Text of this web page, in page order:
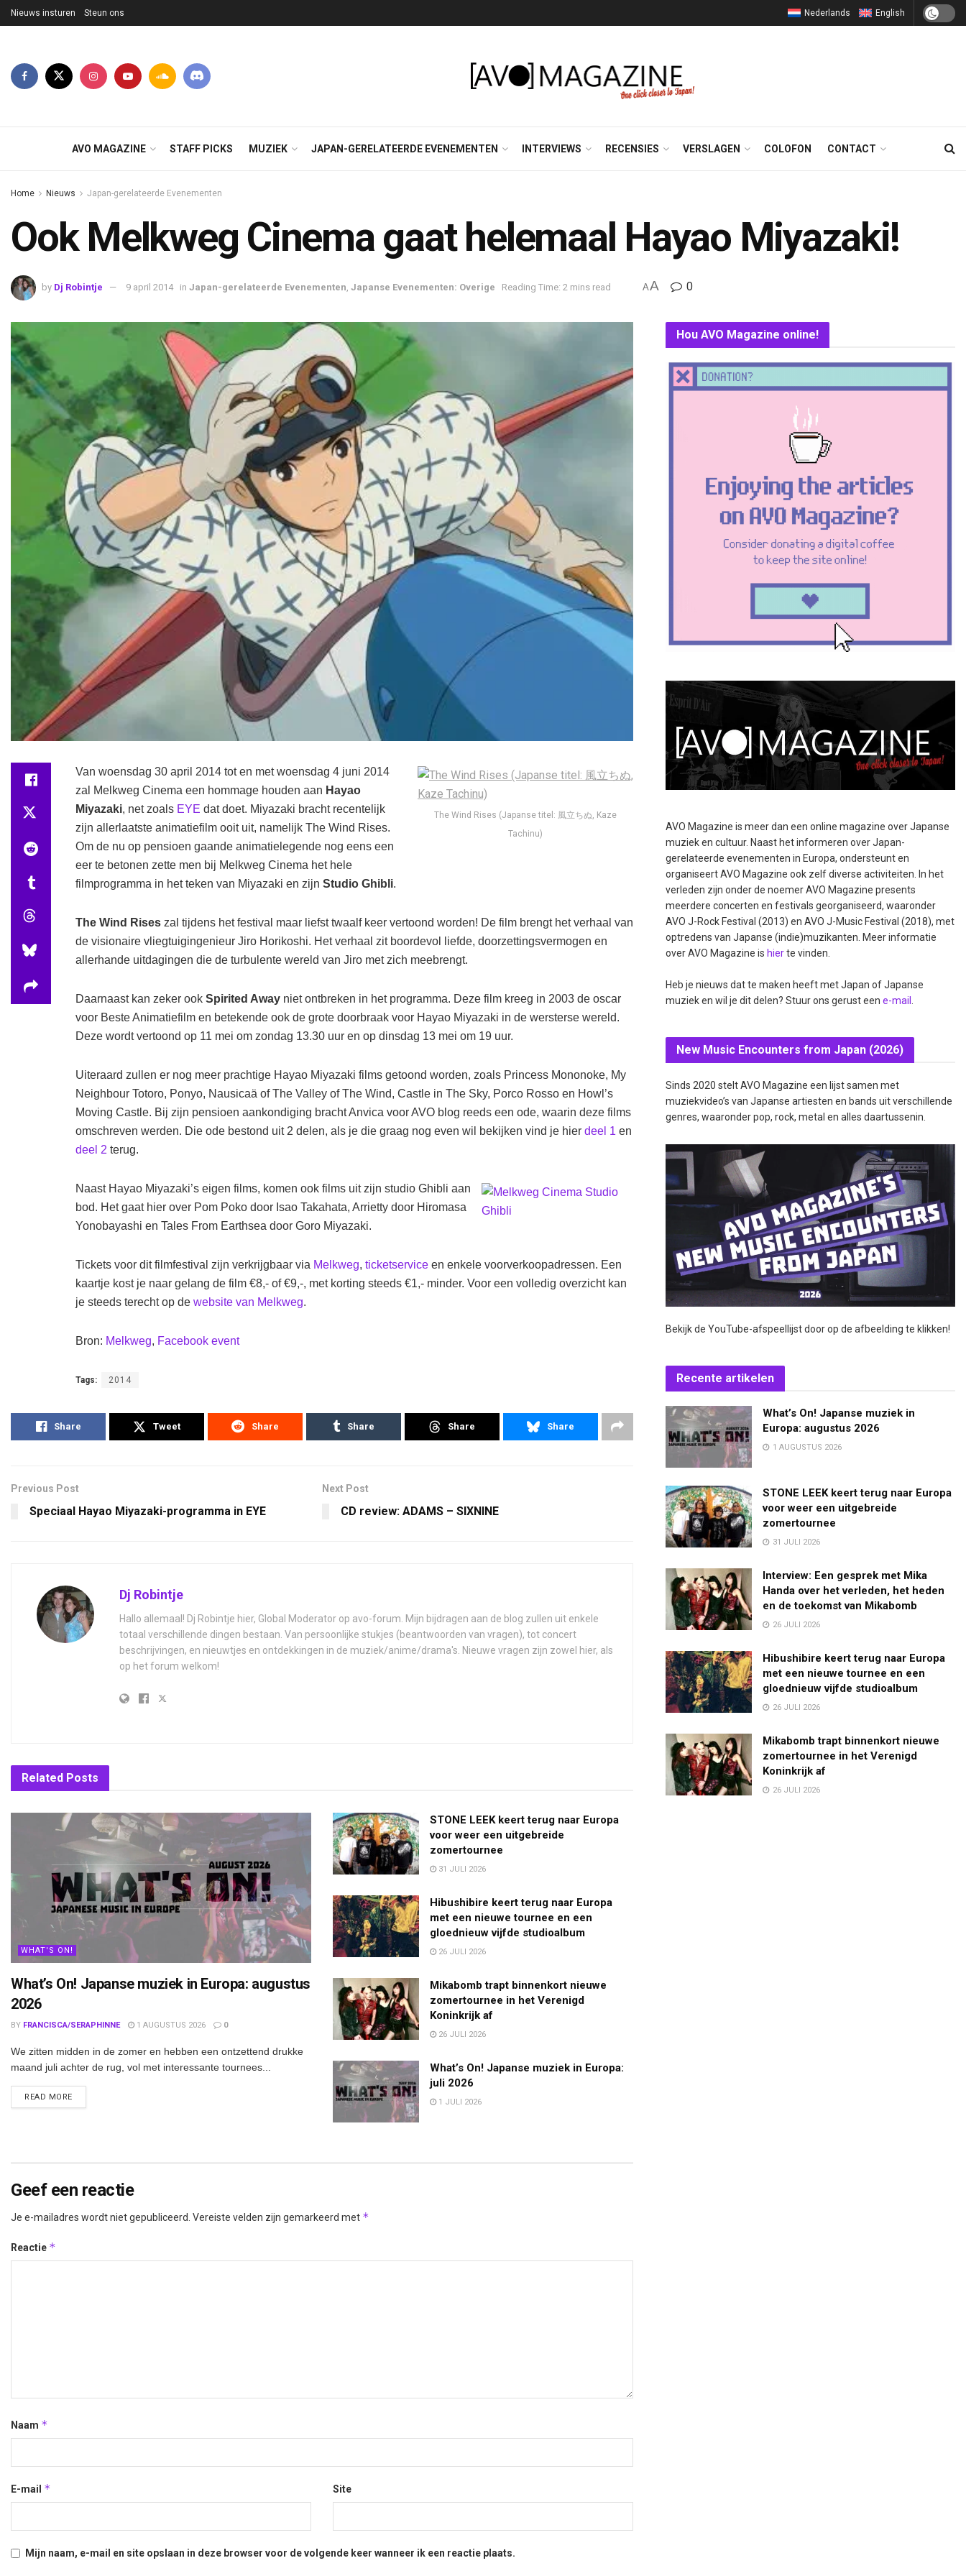
Nieuws insturen Steun ons Nederlands English
AVO MAGAZINE STAFF PICKS MUZIEK JAPAN-GERELATEERDE EVENEMENTEN INTERVIEWS RECENSIES VERSLAGEN COLOFON CONTACT
Home Nieuws Japan-gerelateerde Evenementen
Ook Melkweg Cinema gaat helemaal Hayao Miyazaki!
by Dj Robintje 9 april 2014 in Japan-gerelateerde Evenementen, Japanse Evenementen: Overige Reading Time: 2 mins read AA 0
The Wind Rises (Japanse titel: 風立ちぬ, Kaze
Tachinu)
Van woensdag 30 april 2014 tot en met woensdag 4 juni 2014
zal Melkweg Cinema een hommage houden aan Hayao
Miyazaki, net zoals EYE dat doet. Miyazaki bracht recentelijk
zijn allerlaatste animatiefilm ooit uit, namelijk The Wind Rises.
Om de nu op pensioen gaande animatielegende nog eens een
eer te betonen zette men bij Melkweg Cinema het hele
filmprogramma in het teken van Miyazaki en zijn Studio Ghibli.
The Wind Rises zal tijdens het festival maar liefst twaalf keer vertoond worden! De film brengt het verhaal van
de visionaire vliegtuigingenieur Jiro Horikoshi. Het verhaal zit boordevol liefde, doorzettingsvermogen en
allerhande uitdagingen die de turbulente wereld van Jiro met zich meebrengt.
Daarnaast kan zeker ook Spirited Away niet ontbreken in het programma. Deze film kreeg in 2003 de oscar
voor Beste Animatiefilm en betekende ook de grote doorbraak voor Hayao Miyazaki in de wersterse wereld.
Deze wordt vertoond op 11 mei om zondag 13.30 uur en op dinsdag 13 mei om 19 uur.
Uiteraard zullen er nog meer prachtige Hayao Miyazaki films getoond worden, zoals Princess Mononoke, My
Neighbour Totoro, Ponyo, Nausicaä of The Valley of The Wind, Castle in The Sky, Porco Rosso en Howl’s
Moving Castle. Bij zijn pensioen aankondiging bracht Anvica voor AVO blog reeds een ode, waarin deze films
omschreven werden. Die ode bestond uit 2 delen, als je die graag nog even wil bekijken vind je hier deel 1 en
deel 2 terug.
Naast Hayao Miyazaki’s eigen films, komen ook films uit zijn studio Ghibli aan
bod. Het gaat hier over Pom Poko door Isao Takahata, Arrietty door Hiromasa
Yonobayashi en Tales From Earthsea door Goro Miyazaki.
Tickets voor dit filmfestival zijn verkrijgbaar via Melkweg, ticketservice en enkele voorverkoopadressen. Een
kaartje kost je naar gelang de film €8,- of €9,-, met korting steeds €1,- minder. Voor een volledig overzicht kan
je steeds terecht op de website van Melkweg.
Bron: Melkweg, Facebook event
Tags: 2014
Share Tweet Share Share Share Share
Previous Post
Speciaal Hayao Miyazaki-programma in EYE
Next Post
CD review: ADAMS – SIXNINE
Dj Robintje
Hallo allemaal! Dj Robintje hier, Global Moderator op avo-forum. Mijn bijdragen aan de blog zullen uit enkele
totaal verschillende dingen bestaan. Van persoonlijke stukjes (beantwoorden van vragen), tot concert
beschrijvingen, en nieuwtjes en ontdekkingen in de muziek/anime/drama's. Nieuwe vragen zijn zowel hier, als
op het forum welkom!
Related Posts
WHAT'S ON!
What’s On! Japanse muziek in Europa: augustus
2026
BY FRANCISCA/SERAPHINNE 1 AUGUSTUS 2026 0
We zitten midden in de zomer en hebben een ontzettend drukke
maand juli achter de rug, vol met interessante tournees...
READ MOREDETAILS
STONE LEEK keert terug naar Europa
voor weer een uitgebreide
zomertournee
31 JULI 2026
Hibushibire keert terug naar Europa
met een nieuwe tournee en een
gloednieuw vijfde studioalbum
26 JULI 2026
Mikabomb trapt binnenkort nieuwe
zomertournee in het Verenigd
Koninkrijk af
26 JULI 2026
What’s On! Japanse muziek in Europa:
juli 2026
1 JULI 2026
Geef een reactie
Je e-mailadres wordt niet gepubliceerd. Vereiste velden zijn gemarkeerd met *
Reactie *
Naam *
E-mail * Site
Mijn naam, e-mail en site opslaan in deze browser voor de volgende keer wanneer ik een reactie plaats.
Hou AVO Magazine online!
AVO Magazine is meer dan een online magazine over Japanse
muziek en cultuur. Naast het informeren over Japan-
gerelateerde evenementen in Europa, ondersteunt en
organiseert AVO Magazine ook zelf diverse activiteiten. In het
verleden zijn onder de noemer AVO Magazine presents
meerdere concerten en festivals georganiseerd, waaronder
AVO J-Rock Festival (2013) en AVO J-Music Festival (2018), met
optredens van Japanse (indie)muzikanten. Meer informatie
over AVO Magazine is hierte vinden.
Heb je nieuws dat te maken heeft met Japan of Japanse
muziek en wil je dit delen? Stuur ons gerust een e-mail
New Music Encounters from Japan (2026)
Sinds 2020 stelt AVO Magazine een lijst samen met
muziekvideo’s van Japanse artiesten en bands uit verschillende
genres, waaronder pop, rock, metal en alles daartussenin.
Bekijk de YouTube-afspeellijst door op de afbeelding te klikken!
Recente artikelen
What’s On! Japanse muziek in
Europa: augustus 2026
1 AUGUSTUS 2026
STONE LEEK keert terug naar Europa
voor weer een uitgebreide
zomertournee
31 JULI 2026
Interview: Een gesprek met Mika
Handa over het verleden, het heden
en de toekomst van Mikabomb
26 JULI 2026
Hibushibire keert terug naar Europa
met een nieuwe tournee en een
gloednieuw vijfde studioalbum
26 JULI 2026
Mikabomb trapt binnenkort nieuwe
zomertournee in het Verenigd
Koninkrijk af
26 JULI 2026